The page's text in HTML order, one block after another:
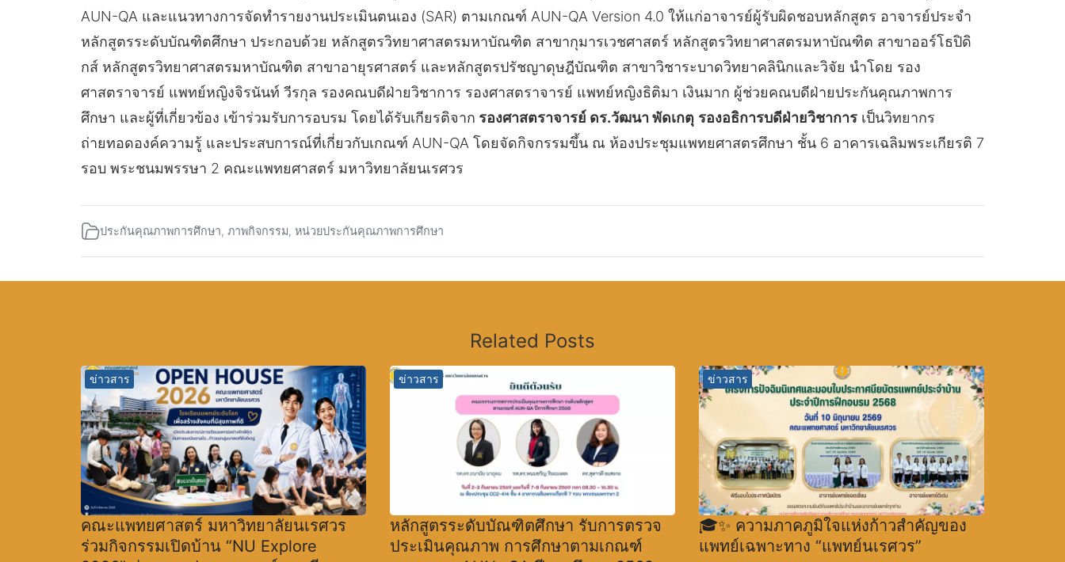
AUN-QA และแนวทางการจัดทำรายงานประเมินตนเอง (SAR) ตามเกณฑ์ AUN-QA Version 4.0 ให้แก่อาจารย์ผู้รับผิดชอบหลักสูตร อาจารย์ประจำ
หลักสูตรระดับบัณฑิตศึกษา ประกอบด้วย หลักสูตรวิทยาศาสตรมหาบัณฑิต สาขากุมารเวชศาสตร์ หลักสูตรวิทยาศาสตรมหาบัณฑิต สาขาออร์โธปิดิ
กส์ หลักสูตรวิทยาศาสตรมหาบัณฑิต สาขาอายุรศาสตร์ และหลักสูตรปรัชญาดุษฎีบัณฑิต สาขาวิชาระบาดวิทยาคลินิกและวิจัย นำโดย รอง
ศาสตราจารย์ แพทย์หญิงจิรนันท์ วีรกุล รองคณบดีฝ่ายวิชาการ รองศาสตราจารย์ แพทย์หญิงธิติมา เงินมาก ผู้ช่วยคณบดีฝ่ายประกันคุณภาพการ
ศึกษา และผู้ที่เกี่ยวข้อง เข้าร่วมรับการอบรม โดยได้รับเกียรติจาก รองศาสตราจารย์ ดร.วัฒนา พัดเกตุ รองอธิการบดีฝ่ายวิชาการ เป็นวิทยากร
ถ่ายทอดองค์ความรู้ และประสบการณ์ที่เกี่ยวกับเกณฑ์ AUN-QA โดยจัดกิจกรรมขึ้น ณ ห้องประชุมแพทยศาสตรศึกษา ชั้น 6 อาคารเฉลิมพระเกียรติ 7
รอบ พระชนมพรรษา 2 คณะแพทยศาสตร์ มหาวิทยาลัยนเรศวร
ประกันคุณภาพการศึกษา, ภาพกิจกรรม, หน่วยประกันคุณภาพการศึกษา
Related Posts
ข่าวสาร
คณะแพทยศาสตร์ มหาวิทยาลัยนเรศวร
ร่วมกิจกรรมเปิดบ้าน “NU Explore
ข่าวสาร
หลักสูตรระดับบัณฑิตศึกษา รับการตรวจ
ประเมินคุณภาพ การศึกษาตามเกณฑ์
ข่าวสาร
🎓✨ ความภาคภูมิใจแห่งก้าวสำคัญของ
แพทย์เฉพาะทาง “แพทย์นเรศวร”